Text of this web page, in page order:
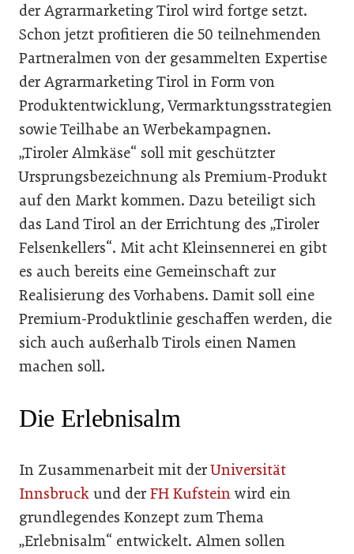
der Agrar­marketing Tirol wird fortge­ setzt.
Schon jetzt profitieren die 50 teilnehmenden
Partneralmen von der gesammelten Expertise
der Agrarmarketing Tirol in Form von
Produktentwicklung, Vermarktungsstrategien
sowie Teilhabe an Werbekampagnen.
„Tiroler Almkäse“ soll mit geschützter
Ursprungsbezeich­nung als Premium­-Produkt
auf den Markt kommen. Dazu betei­ligt sich
das Land Tirol an der Errichtung des „Tiroler
Felsen­kellers“. Mit acht Kleinsennerei­ en gibt
es auch bereits eine Ge­meinschaft zur
Realisierung des Vorhabens. Damit soll eine
Pre­mium­-Produktlinie geschaffen werden, die
sich auch außerhalb Tirols einen Namen
machen soll.
Die Erlebnisalm
In Zusammenarbeit mit derUniversität
Innsbruck und der FH Kufsteinwird ein
grundle­gendes Konzept zum Thema
„Erlebnisalm“ entwickelt. Almen sollen